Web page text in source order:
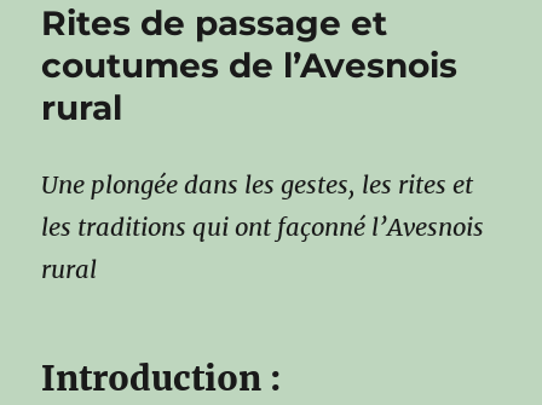
Rites de passage et
coutumes de l’Avesnois
rural
Une plongée dans les gestes, les rites et
les traditions qui ont façonné l’Avesnois
rural
Introduction :